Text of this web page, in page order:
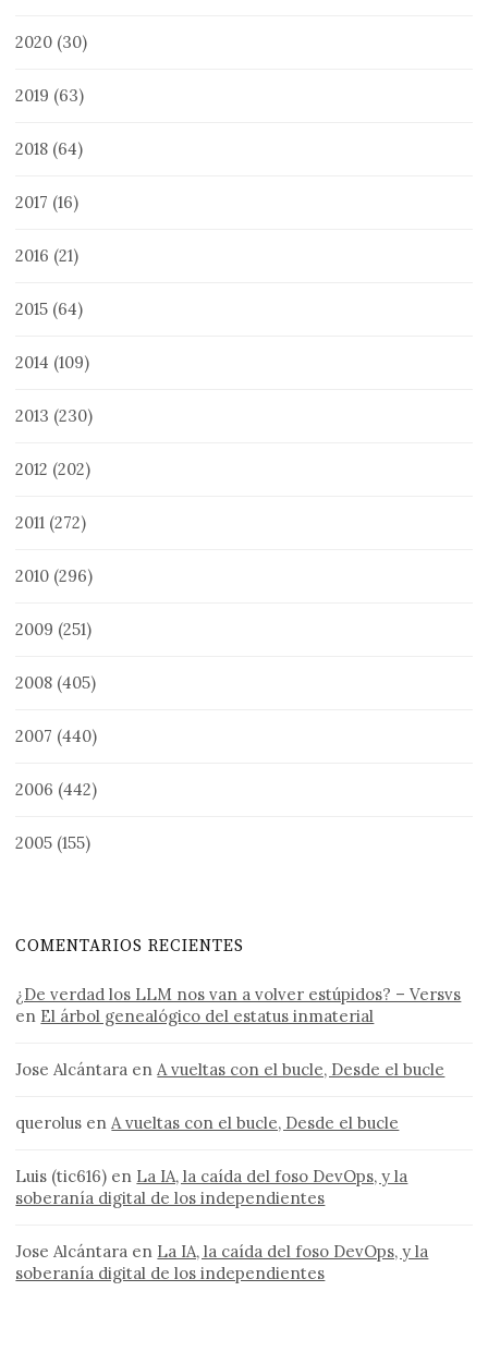
2020 (30)
2019 (63)
2018 (64)
2017 (16)
2016 (21)
2015 (64)
2014 (109)
2013 (230)
2012 (202)
2011 (272)
2010 (296)
2009 (251)
2008 (405)
2007 (440)
2006 (442)
2005 (155)
COMENTARIOS RECIENTES
¿De verdad los LLM nos van a volver estúpidos? – Versvs
en El árbol genealógico del estatus inmaterial
Jose Alcántara en A vueltas con el bucle, Desde el bucle
querolus en A vueltas con el bucle, Desde el bucle
Luis (tic616) en La IA, la caída del foso DevOps, y la
soberanía digital de los independientes
Jose Alcántara en La IA, la caída del foso DevOps, y la
soberanía digital de los independientes